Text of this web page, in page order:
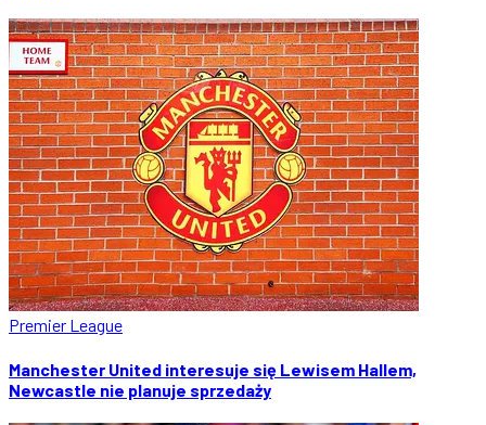
Premier League
Manchester United interesuje się Lewisem Hallem,
Newcastle nie planuje sprzedaży